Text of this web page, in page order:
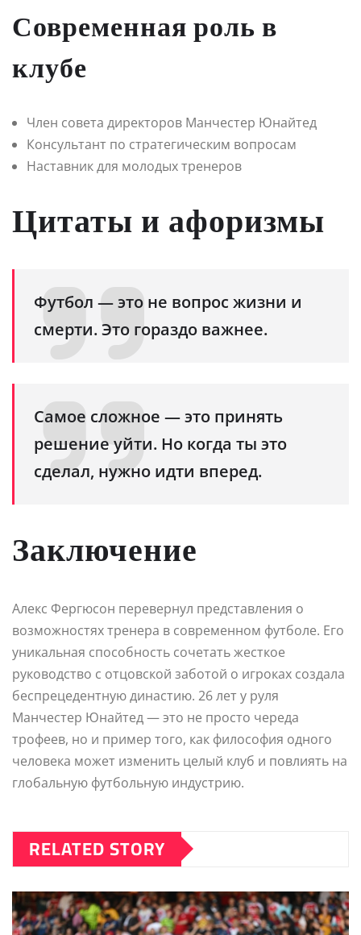
Современная роль в
клубе
Член совета директоров Манчестер Юнайтед
Консультант по стратегическим вопросам
Наставник для молодых тренеров
Цитаты и афоризмы
Футбол — это не вопрос жизни и
смерти. Это гораздо важнее.
Самое сложное — это принять
решение уйти. Но когда ты это
сделал, нужно идти вперед.
Заключение
Алекс Фергюсон перевернул представления о
возможностях тренера в современном футболе. Его
уникальная способность сочетать жесткое
руководство с отцовской заботой о игроках создала
беспрецедентную династию. 26 лет у руля
Манчестер Юнайтед — это не просто череда
трофеев, но и пример того, как философия одного
человека может изменить целый клуб и повлиять на
глобальную футбольную индустрию.
RELATED STORY